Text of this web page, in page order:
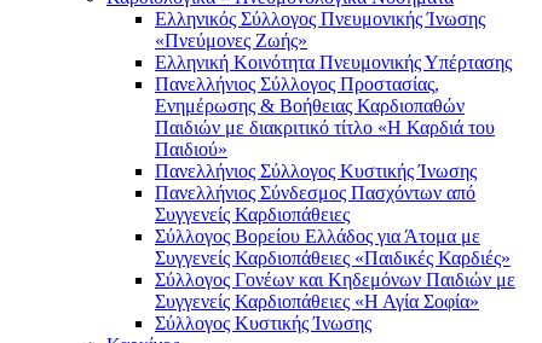
Ελληνικός Σύλλογος Πνευμονικής Ίνωσης
«Πνεύμονες Ζωής»
Ελληνική Κοινότητα Πνευμονικής Υπέρτασης
Πανελλήνιος Σύλλογος Προστασίας,
Ενημέρωσης & Βοήθειας Καρδιοπαθών
Παιδιών με διακριτικό τίτλο «Η Καρδιά του
Παιδιού»
Πανελλήνιος Σύλλογος Κυστικής Ίνωσης
Πανελλήνιος Σύνδεσμος Πασχόντων από
Συγγενείς Καρδιοπάθειες
Σύλλογος Βορείου Ελλάδος για Άτομα με
Συγγενείς Καρδιοπάθειες «Παιδικές Καρδιές»
Σύλλογος Γονέων και Κηδεμόνων Παιδιών με
Συγγενείς Καρδιοπάθειες «Η Αγία Σοφία»
Σύλλογος Κυστικής Ίνωσης